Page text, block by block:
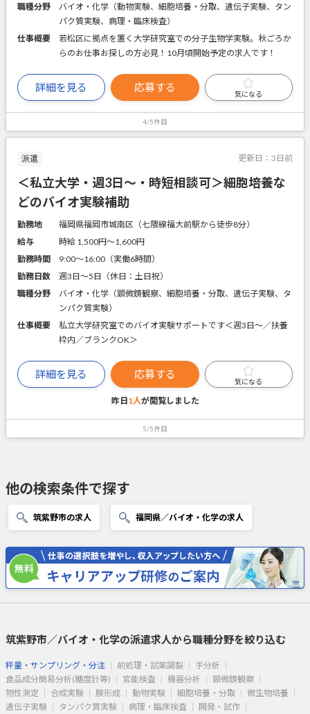
職種分野
バイオ・化学（動物実験、細胞培養・分取、遺伝子実験、タン
パク質実験、病理・臨床検査）
仕事概要
若松区に拠点を置く大学研究室での分子生物学実験。秋ごろか
らのお仕事お探しの方必見！10月頃開始予定の求人です！
詳細を見る 応募する
気になる
4/5件目
派遣 更新日： 3日前
＜私立大学・週3日～・時短相談可＞細胞培養な
どのバイオ実験補助
勤務地
福岡県福岡市城南区（七隈線福大前駅から徒歩8分）
給与
時給 1,500円〜1,600円
勤務時間
9:00～16:00（実働6時間）
勤務日数
週3日～5日（休日：土日祝）
職種分野
バイオ・化学（顕微鏡観察、細胞培養・分取、遺伝子実験、タ
ンパク質実験）
仕事概要
私立大学研究室でのバイオ実験サポートです＜週3日～／扶養
枠内／ブランクOK＞
詳細を見る 応募する
気になる
昨日1人が閲覧しました
5/5件目
他の検索条件で探す
筑紫野市の求人 福岡県／バイオ・化学の求人
筑紫野市／バイオ・化学の派遣求人から職種分野を絞り込む
秤量・サンプリング・分注 前処理・試薬調製
手分析
食品成分簡易分析(糖度計等)
官能検査 機器分析
顕微鏡観察
物性測定
合成実験 膜形成 動物実験 細胞培養・分取
微生物培養
遺伝子実験
タンパク質実験 病理・臨床検査 開発・試作